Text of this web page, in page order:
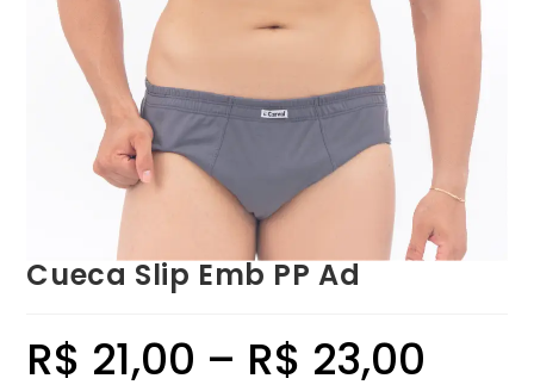
Cueca Slip Emb PP Ad
R$ 21,00 – R$ 23,00